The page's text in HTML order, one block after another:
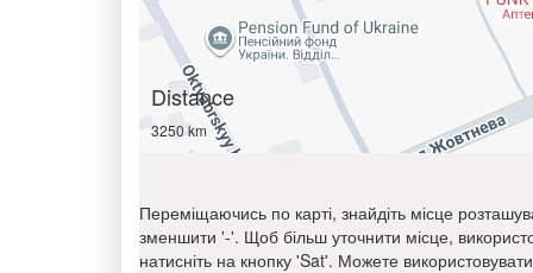
Distance
3250 km
Переміщаючись по карті, знайдіть місце
зменшити '-'. Щоб більш уточнити місце,
натисніть на кнопку 'Sat'. Можете